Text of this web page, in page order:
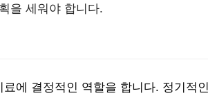
을 세워야 합니다.
에 결정적인 역할을 합니다. 정기적인